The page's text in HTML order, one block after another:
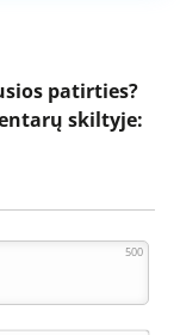
patirties?
skiltyje:
500